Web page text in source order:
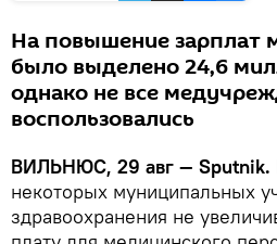
На повышение зарплат
было выделено 24,6
однако не все
воспользовались
ВИЛЬНЮС, 29 авг — Sputnik.
некоторых муниципальных
здравоохранения не